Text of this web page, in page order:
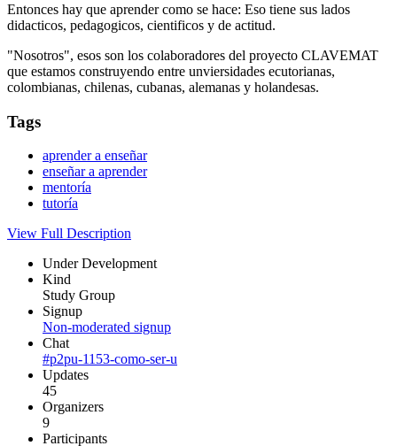
Entonces hay que aprender como se hace: Eso tiene sus lados
didacticos, pedagogicos, cientificos y de actitud.
"Nosotros", esos son los colaboradores del proyecto CLAVEMAT
que estamos construyendo entre unviersidades ecutorianas,
colombianas, chilenas, cubanas, alemanas y holandesas.
Tags
aprender a enseñar
enseñar a aprender
mentoría
tutoría
View Full Description
Under Development
Kind
Study Group
Signup
Non-moderated signup
Chat
#p2pu-1153-como-ser-u
Updates
45
Organizers
9
Participants